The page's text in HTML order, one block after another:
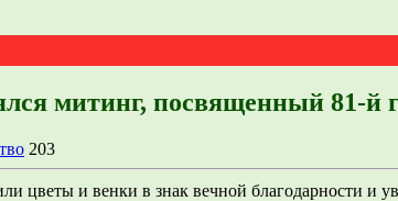
митинг, посвященный 81-
203
цветы и венки в знак вечной благодарности и